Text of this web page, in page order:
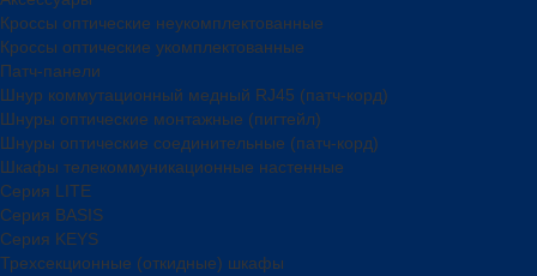
Кроссы оптические неукомплектованные
Кроссы оптические укомплектованные
Патч-панели
Шнур коммутационный медный RJ45 (патч-корд)
Шнуры оптические монтажные (пигтейл)
Шнуры оптические соединительные (патч-корд)
Шкафы телекоммуникационные настенные
Cерия LITE
Cерия BASIS
Cерия KEYS
Трехсекционные (откидные) шкафы